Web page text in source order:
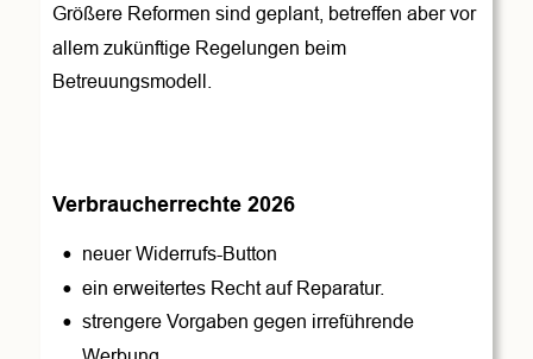
Größere Reformen sind geplant, betreffen aber vor
allem zukünftige Regelungen beim
Betreuungsmodell.
Verbraucherrechte 2026
• neuer Widerrufs-Button
• ein erweitertes Recht auf Reparatur.
• strengere Vorgaben gegen irreführende